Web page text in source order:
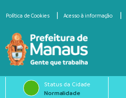
Política de Cookies Acesso à informação
Status da Cidade
Normalidade